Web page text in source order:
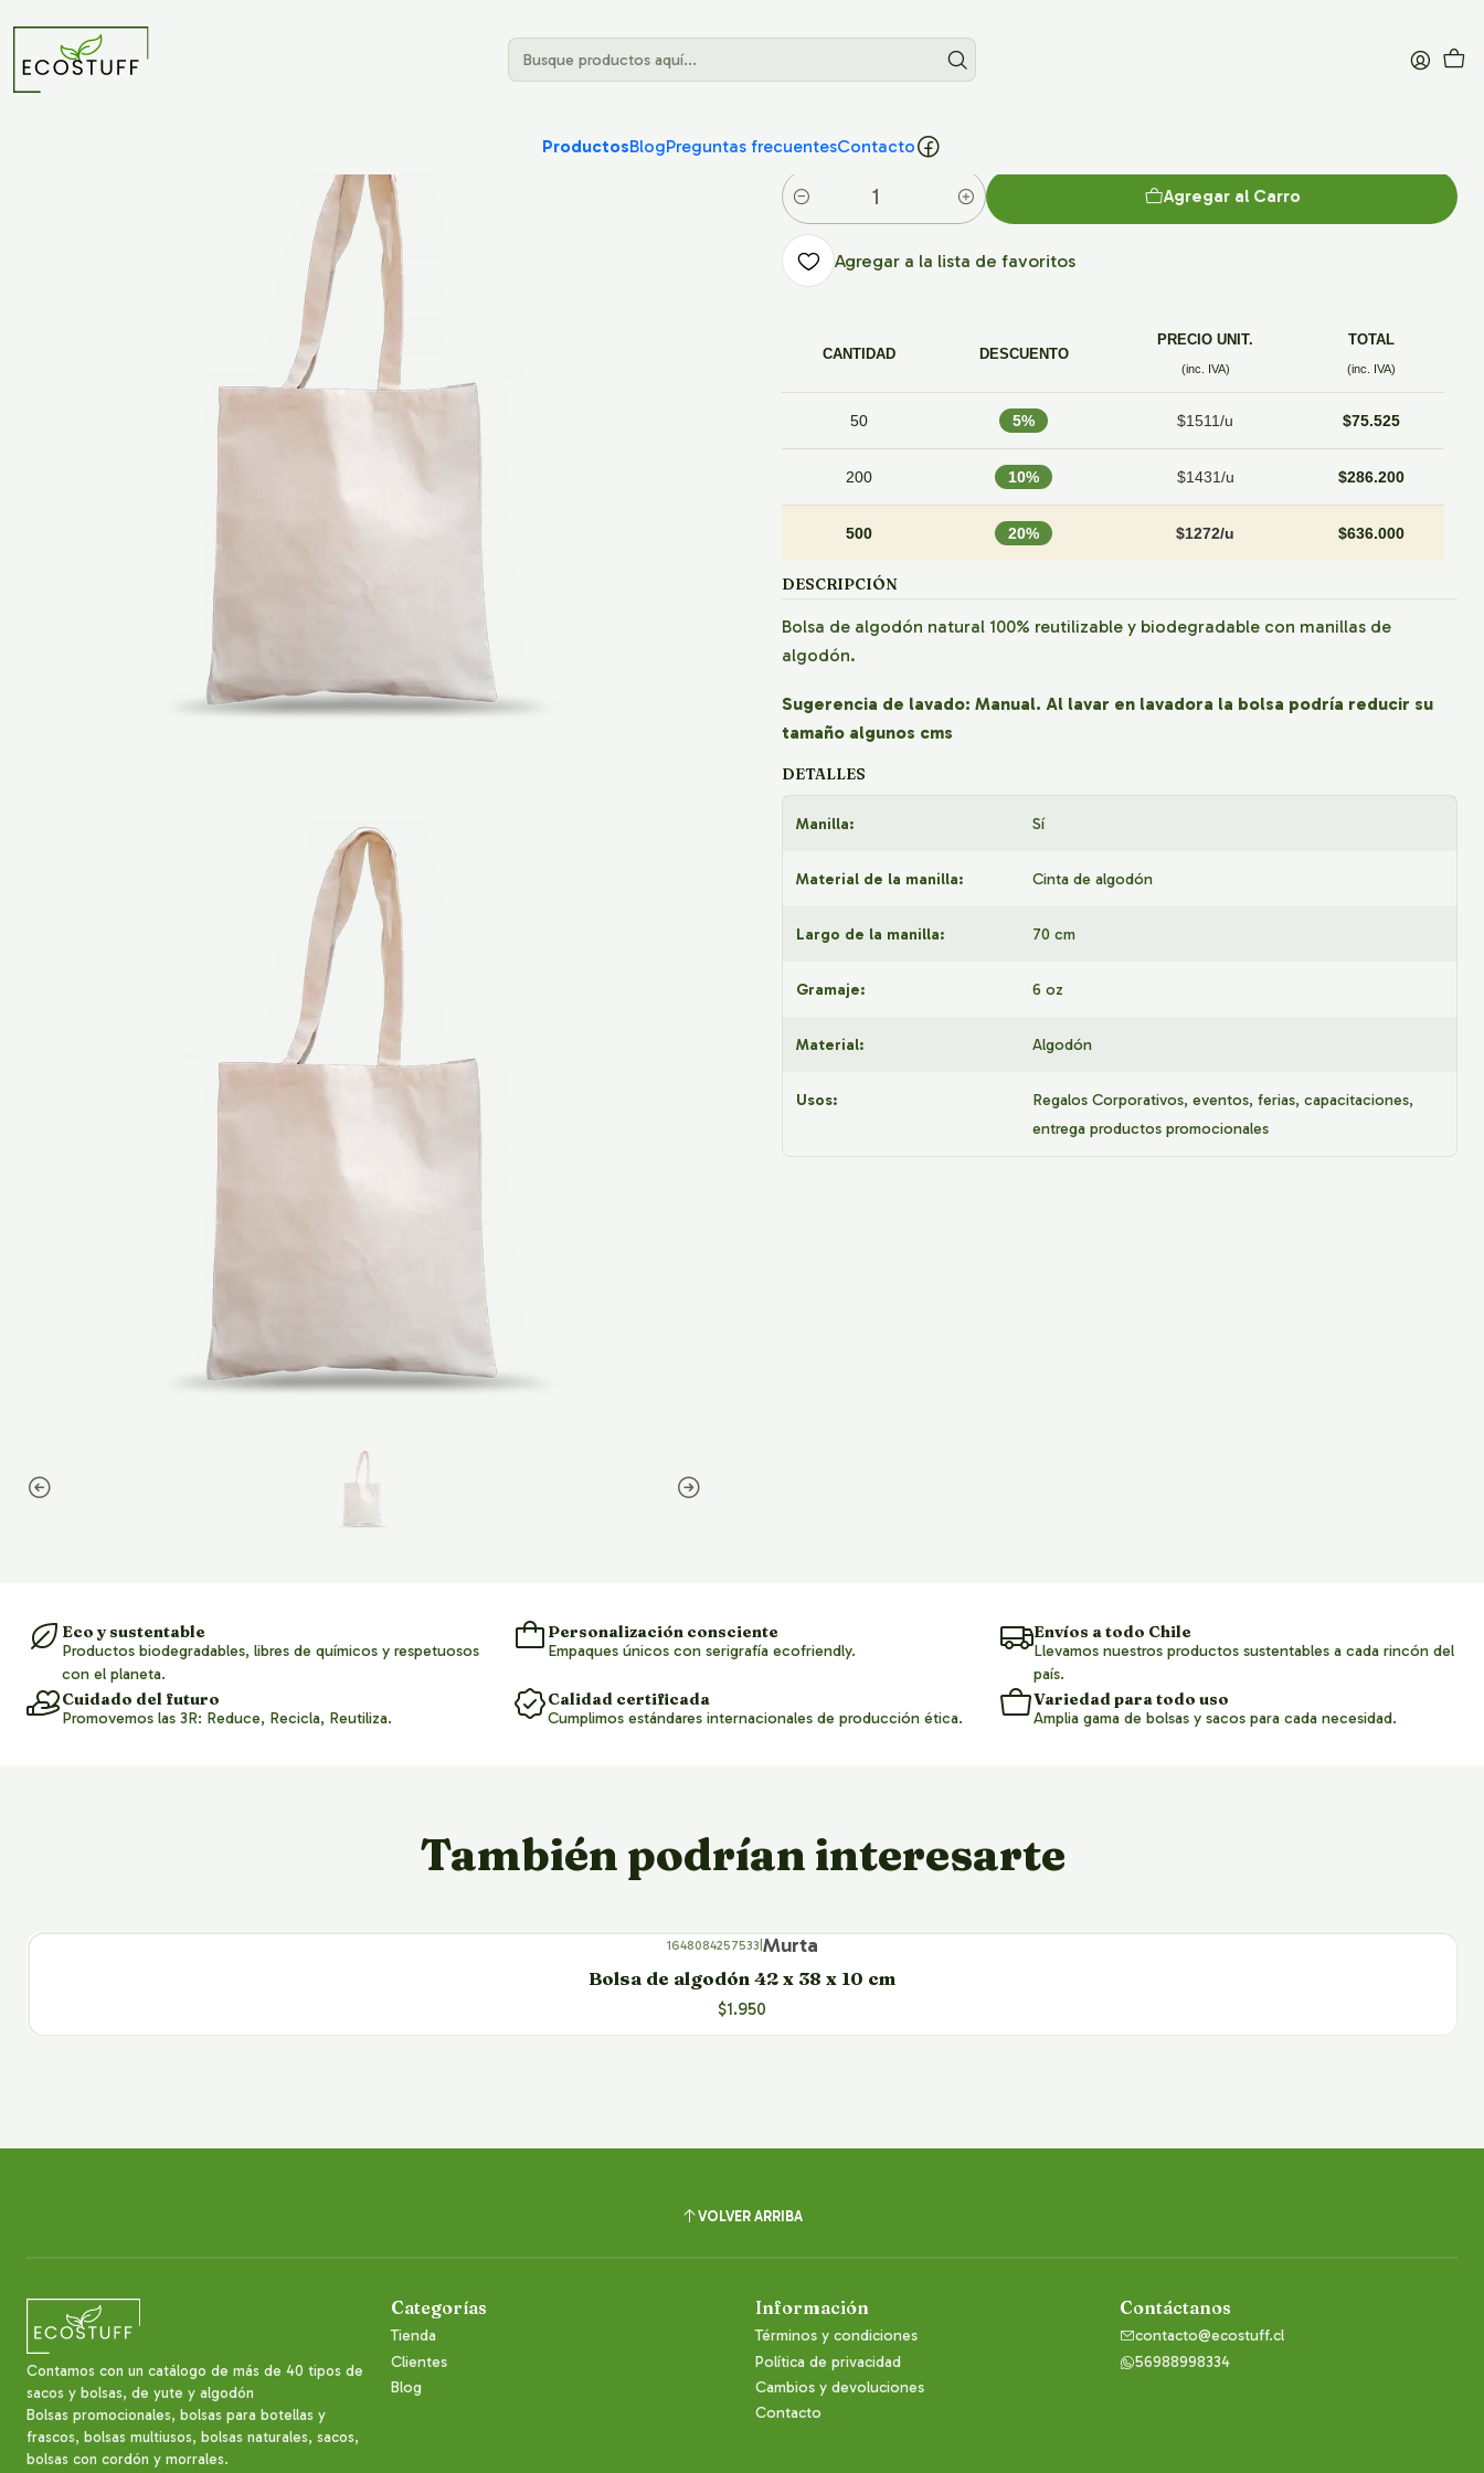
ProductosBlogPreguntas frecuentesContacto
Inicio Bolsas Bolsas de algodón
Bolsa de algodón 42 x 38 cm
Cantidad
Agregar al Carro
Agregar a la lista de favoritos
CANTIDAD DESCUENTO
PRECIO UNIT.
(inc. IVA)
TOTAL
(inc. IVA)
50 5% $1511/u $75.525
200 10% $1431/u $286.200
500 20% $1272/u $636.000
DESCRIPCIÓN
Bolsa de algodón natural 100% reutilizable y biodegradable con manillas de
algodón.
Sugerencia de lavado: Manual. Al lavar en lavadora la bolsa podría reducir su
tamaño algunos cms
DETALLES
Manilla: Sí
Material de la manilla: Cinta de algodón
Largo de la manilla: 70 cm
Gramaje: 6 oz
Material: Algodón
Usos:
Regalos Corporativos, eventos, ferias, capacitaciones,
entrega productos promocionales
Eco y sustentable
Productos biodegradables, libres de químicos y respetuosos
con el planeta.
Personalización consciente
Empaques únicos con serigrafía ecofriendly.
Envíos a todo Chile
Llevamos nuestros productos sustentables a cada rincón del
país.
Cuidado del futuro
Promovemos las 3R: Reduce, Recicla, Reutiliza.
Calidad certificada
Cumplimos estándares internacionales de producción ética.
Variedad para todo uso
Amplia gama de bolsas y sacos para cada necesidad.
También podrían interesarte
1648084257533 Murta
Bolsa de algodón 42 x 38 x 10 cm
$1.950
VOLVER ARRIBA
Contamos con un catálogo de más de 40 tipos de
sacos y bolsas, de yute y algodón
Bolsas promocionales, bolsas para botellas y
frascos, bolsas multiusos, bolsas naturales, sacos,
bolsas con cordón y morrales.
Categorías
Tienda
Clientes
Blog
Información
Términos y condiciones
Política de privacidad
Cambios y devoluciones
Contacto
Contáctanos
contacto@ecostuff.cl
56988998334